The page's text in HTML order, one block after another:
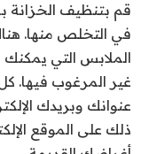
قم بتنظيف الخزانة
في التخلص منها.
الملابس التي
غير المرغوب فيها.
عنوانك وبريدك
ذلك على الموقع